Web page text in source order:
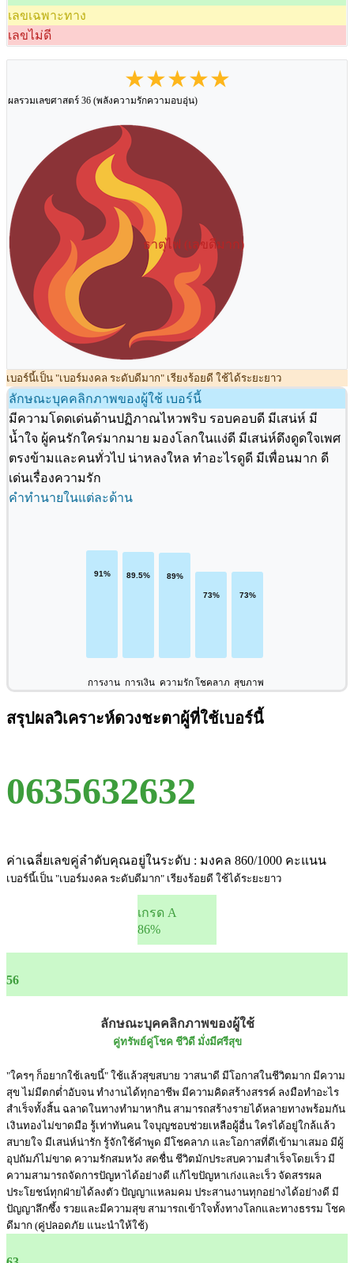
เลขเฉพาะทาง
เลขไม่ดี
★★★★★
ผลรวมเลขศาสตร์ 36 (พลังความรักความอบอุ่น)
ธาตุไฟ (เลขดีมาก)
เบอร์นี้เป็น "เบอร์มงคล ระดับดีมาก" เรียงร้อยดี ใช้ได้ระยะยาว
ลักษณะบุคคลิกภาพของผู้ใช้ เบอร์นี้
มีความโดดเด่นด้านปฏิภาณไหวพริบ รอบคอบดี มีเสน่ห์ มี
น้ำใจ ผู้คนรักใคร่มากมาย มองโลกในแง่ดี มีเสน่ห์ดึงดูดใจเพศ
ตรงข้ามและคนทั่วไป น่าหลงใหล ทำอะไรดูดี มีเพื่อนมาก ดี
เด่นเรื่องความรัก
คำทำนายในแต่ละด้าน
การงาน การเงิน ความรักโชคลาภ สุขภาพ
สรุปผลวิเคราะห์ดวงชะตาผู้ที่ใช้เบอร์นี้
0635632632
ค่าเฉลี่ยเลขคู่ลำดับคุณอยู่ในระดับ : มงคล 860/1000 คะแนน
เบอร์นี้เป็น "เบอร์มงคล ระดับดีมาก" เรียงร้อยดี ใช้ได้ระยะยาว
เกรด A
86%
56
ลักษณะบุคคลิกภาพของผู้ใช้
คู่ทรัพย์คู่โชค ชีวิดี มั่งมีศรีสุข
"ใครๆ ก็อยากใช้เลขนี้" ใช้แล้วสุขสบาย วาสนาดี มีโอกาสในชีวิตมาก มีความ
สุข ไม่มีตกต่ำอับจน ทำงานได้ทุกอาชีพ มีความคิดสร้างสรรค์ ลงมือทำอะไร
สำเร็จทั้งสิ้น ฉลาดในทางทำมาหากิน สามารถสร้างรายได้หลายทางพร้อมกัน
เงินทองไม่ขาดมือ รู้เท่าทันคน ใจบุญชอบช่วยเหลือผู้อื่น ใครได้อยู่ใกล้แล้ว
สบายใจ มีเสน่ห์น่ารัก รู้จักใช้คำพูด มีโชคลาภ และโอกาสที่ดีเข้ามาเสมอ มีผู้
อุปถัมภ์ไม่ขาด ความรักสมหวัง สดชื่น ชีวิตมักประสบความสำเร็จโดยเร็ว มี
ความสามารถจัดการปัญหาได้อย่างดี แก้ไขปัญหาเก่งและเร็ว จัดสรรผล
ประโยชน์ทุกฝ่ายได้ลงตัว ปัญญาแหลมคม ประสานงานทุกอย่างได้อย่างดี มี
ปัญญาลึกซึ้ง รวยและมีความสุข สามารถเข้าใจทั้งทางโลกและทางธรรม โชค
ดีมาก (คู่ปลอดภัย แนะนำให้ใช้)